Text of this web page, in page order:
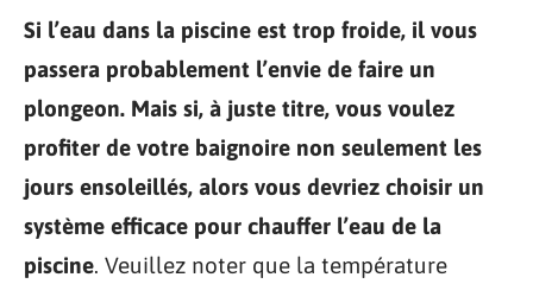
Si l’eau dans la piscine est trop froide, il vous
passera probablement l’envie de faire un
plongeon. Mais si, à juste titre, vous voulez
profiter de votre baignoire non seulement les
jours ensoleillés, alors vous devriez choisir un
système efficace pour chauffer l’eau de la
piscine. Veuillez noter que la température